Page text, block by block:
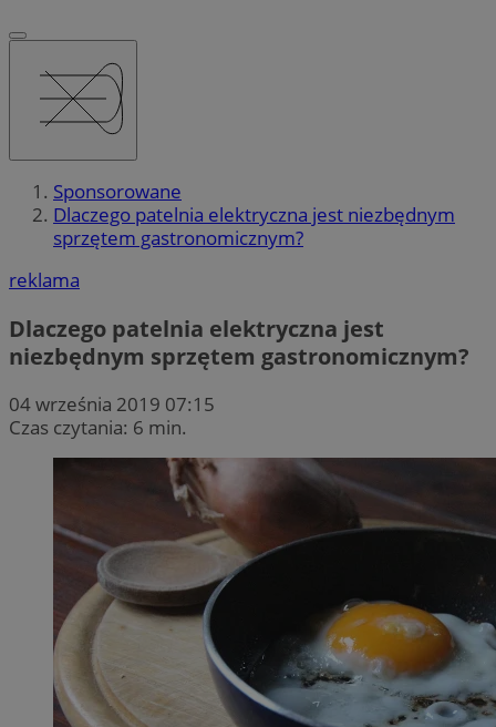
Sponsorowane
Dlaczego patelnia elektryczna jest niezbędnym
sprzętem gastronomicznym?
reklama
Dlaczego patelnia elektryczna jest
niezbędnym sprzętem gastronomicznym?
04 września 2019 07:15
Czas czytania: 6 min.